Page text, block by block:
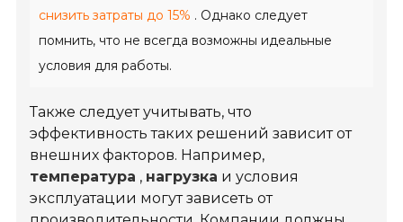
снизить затраты до 15% . Однако следует
помнить, что не всегда возможны идеальные
условия для работы.
Также следует учитывать, что
эффективность таких решений зависит от
внешних факторов. Например,
температура , нагрузка и условия
эксплуатации могут зависеть от